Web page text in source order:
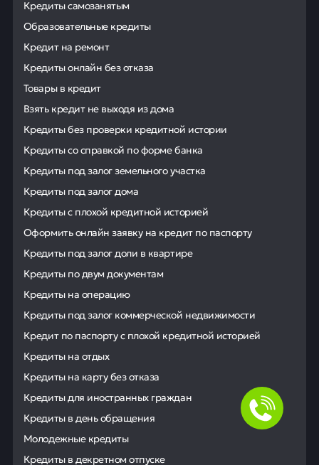
Кредиты самозанятым
Образовательные кредиты
Кредит на ремонт
Кредиты онлайн без отказа
Товары в кредит
Взять кредит не выходя из дома
Кредиты без проверки кредитной истории
Кредиты со справкой по форме банка
Кредиты под залог земельного участка
Кредиты под залог дома
Кредиты с плохой кредитной историей
Оформить онлайн заявку на кредит по паспорту
Кредиты под залог доли в квартире
Кредиты по двум документам
Кредиты на операцию
Кредиты под залог коммерческой недвижимости
Кредит по паспорту с плохой кредитной историей
Кредиты на отдых
Кредиты на карту без отказа
Кредиты для иностранных граждан
Кредиты в день обращения
Молодежные кредиты
Кредиты в декретном отпуске